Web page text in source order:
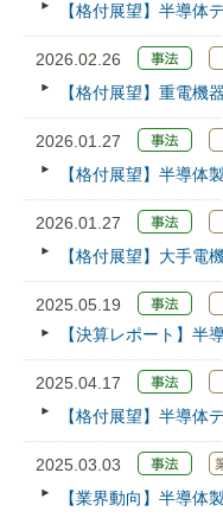
【格付展望】半導体
2026.02.26
【格付展望】重電機器
2026.01.27
【格付展望】半導体
2026.01.27
【格付展望】大手電
2025.05.19
【決算レポート】半
2025.04.17
【格付展望】半導体
2025.03.03
【業界動向】半導